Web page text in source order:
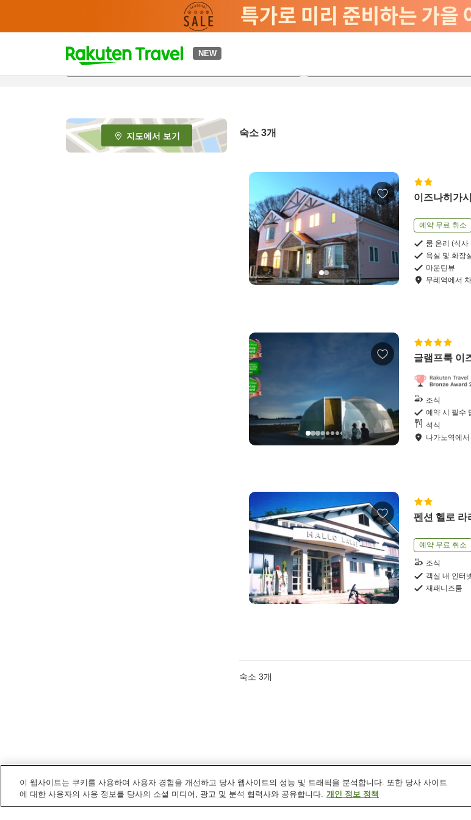
NEW
t
p
e
_
s
지도에서 보기 숙소 3개
이즈나히가
예약 무료 취소
룸 온리 (식사
욕실 및 화장
마운틴뷰
무레역에서
글램프룩 이
조식
예약 시 필수
석식
나가노역에서
펜션 헬로 라
예약 무료 취소
조식
객실 내 인터
재패니즈룸
숙소 3개
이 웹사이트는 쿠키를 사용하여 사용자 경험을 개선하고 당사 웹사이트의 성능 및 트래픽을 분석합니다. 또한 당사 사이트
에 대한 사용자의 사용 정보를 당사의 소셜 미디어, 광고 및 분석 협력사와 공유합니다. 개인 정보 정책